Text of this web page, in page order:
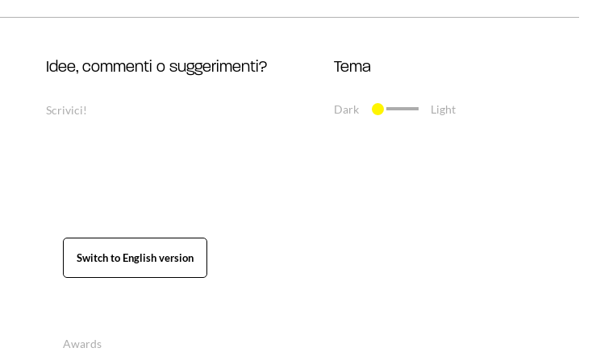
Idee, commenti o suggerimenti?
Scrivici!
Tema
Dark Light
Switch to English version
Awards